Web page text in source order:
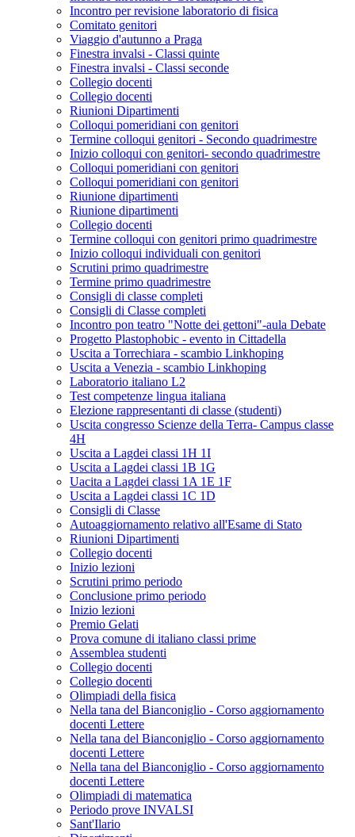
Incontro per revisione laboratorio di fisica
Comitato genitori
Viaggio d'autunno a Praga
Finestra invalsi - Classi quinte
Finestra invalsi - Classi seconde
Collegio docenti
Collegio docenti
Riunioni Dipartimenti
Colloqui pomeridiani con genitori
Termine colloqui genitori - Secondo quadrimestre
Inizio colloqui con genitori- secondo quadrimestre
Colloqui pomeridiani con genitori
Colloqui pomeridiani con genitori
Riunione dipartimenti
Riunione dipartimenti
Collegio docenti
Termine colloqui con genitori primo quadrimestre
Inizio colloqui individuali con genitori
Scrutini primo quadrimestre
Termine primo quadrimestre
Consigli di classe completi
Consigli di Classe completi
Incontro pon teatro "Notte dei gettoni"-aula Debate
Progetto Plastophobic - evento in Cittadella
Uscita a Torrechiara - scambio Linkhoping
Uscita a Venezia - scambio Linkhoping
Laboratorio italiano L2
Test competenze lingua italiana
Elezione rappresentanti di classe (studenti)
Uscita congresso Scienze della Terra- Campus classe
4H
Uscita a Lagdei classi 1H 1I
Uscita a Lagdei classi 1B 1G
Uacita a Lagdei classi 1A 1E 1F
Uscita a Lagdei classi 1C 1D
Consigli di Classe
Autoaggiornamento relativo all'Esame di Stato
Riunioni Dipartimenti
Collegio docenti
Inizio lezioni
Scrutini primo periodo
Conclusione primo periodo
Inizio lezioni
Premio Gelati
Prova comune di italiano classi prime
Assemblea studenti
Collegio docenti
Collegio docenti
Olimpiadi della fisica
Nella tana del Bianconiglio - Corso aggiornamento
docenti Lettere
Nella tana del Bianconiglio - Corso aggiornamento
docenti Lettere
Nella tana del Bianconiglio - Corso aggiornamento
docenti Lettere
Olimpiadi di matematica
Periodo prove INVALSI
Sant'Ilario